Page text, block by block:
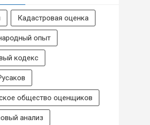
Кадастровая оценка
опыт
кодекс
общество оценщиков
анализ